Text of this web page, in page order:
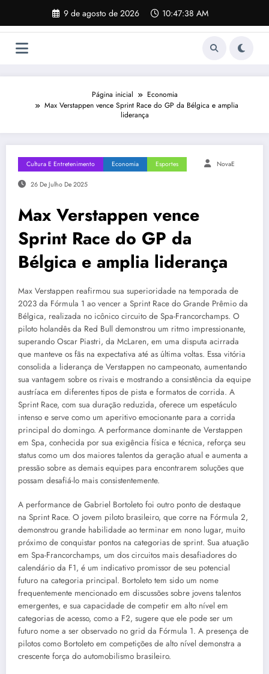
o
9 de agosto de 2026 10:47:38 AM
Página inicial
Economia
Max Verstappen vence Sprint Race do GP da Bélgica e amplia
liderança
Cultura E Entretenimento Economia Esportes NovaE
26 De Julho De 2025
Max Verstappen vence
Sprint Race do GP da
Bélgica e amplia liderança
Max Verstappen reafirmou sua superioridade na temporada de
2023 da Fórmula 1 ao vencer a Sprint Race do Grande Prêmio da
Bélgica, realizada no icônico circuito de Spa-Francorchamps. O
piloto holandês da Red Bull demonstrou um ritmo impressionante,
superando Oscar Piastri, da McLaren, em uma disputa acirrada
que manteve os fãs na expectativa até as última voltas. Essa vitória
consolida a liderança de Verstappen no campeonato, aumentando
sua vantagem sobre os rivais e mostrando a consistência da equipe
austríaca em diferentes tipos de pista e formatos de corrida. A
Sprint Race, com sua duração reduzida, oferece um espetáculo
intenso e serve como um aperitivo emocionante para a corrida
principal do domingo. A performance dominante de Verstappen
em Spa, conhecida por sua exigência física e técnica, reforça seu
status como um dos maiores talentos da geração atual e aumenta a
pressão sobre as demais equipes para encontrarem soluções que
possam desafiá-lo mais consistentemente.
A performance de Gabriel Bortoleto foi outro ponto de destaque
na Sprint Race. O jovem piloto brasileiro, que corre na Fórmula 2,
demonstrou grande habilidade ao terminar em nono lugar, muito
próximo de conquistar pontos na categorias de sprint. Sua atuação
em Spa-Francorchamps, um dos circuitos mais desafiadores do
calendário da F1, é um indicativo promissor de seu potencial
futuro na categoria principal. Bortoleto tem sido um nome
frequentemente mencionado em discussões sobre jovens talentos
emergentes, e sua capacidade de competir em alto nível em
categorias de acesso, como a F2, sugere que ele pode ser um
futuro nome a ser observado no grid da Fórmula 1. A presença de
pilotos como Bortoleto em competições de alto nível demonstra a
crescente força do automobilismo brasileiro.